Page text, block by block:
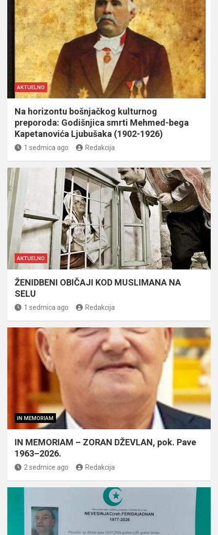
AKTUELNO
Na horizontu bošnjačkog kulturnog
preporoda: Godišnjica smrti Mehmed-bega
Kapetanovića Ljubušaka (1902-1926)
1 sedmica ago Redakcija
AKTUELNO
ŽENIDBENI OBIČAJI KOD MUSLIMANA NA
SELU
1 sedmica ago Redakcija
IN MEMORIAM
IN MEMORIAM – ZORAN DŽEVLAN, pok. Pave
1963–2026.
2 sedmice ago Redakcija